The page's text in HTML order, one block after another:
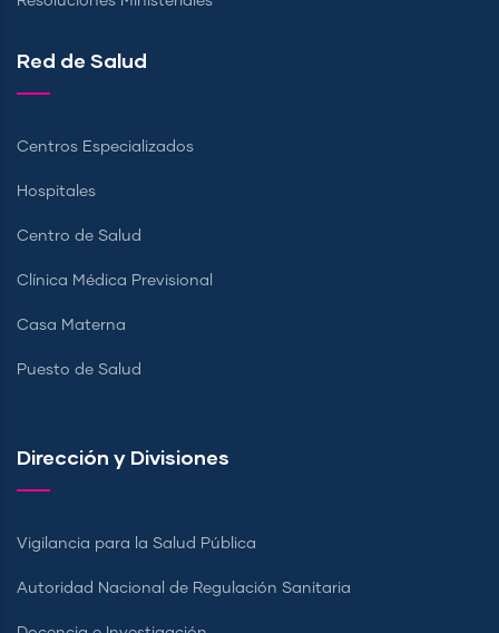
Red de Salud
Centros Especializados
Hospitales
Centro de Salud
Clínica Médica Previsional
Casa Materna
Puesto de Salud
Dirección y Divisiones
Vigilancia para la Salud Pública
Autoridad Nacional de Regulación Sanitaria